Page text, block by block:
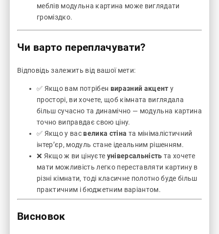
меблів модульна картина може виглядати
громіздко.
Чи варто переплачувати?
Відповідь залежить від вашої мети:
✅ Якщо вам потрібен виразний акцент у
просторі, ви хочете, щоб кімната виглядала
більш сучасно та динамічно — модульна картина
точно виправдає свою ціну.
✅ Якщо у вас велика стіна та мінімалістичний
інтер’єр, модуль стане ідеальним рішенням.
❌ Якщо ж ви цінуєте універсальність та хочете
мати можливість легко переставляти картину в
різні кімнати, тоді класичне полотно буде більш
практичним і бюджетним варіантом.
Висновок